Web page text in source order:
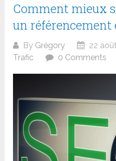
Comment mieux
un référencement
By Grégory 22
Trafic
0 Comments